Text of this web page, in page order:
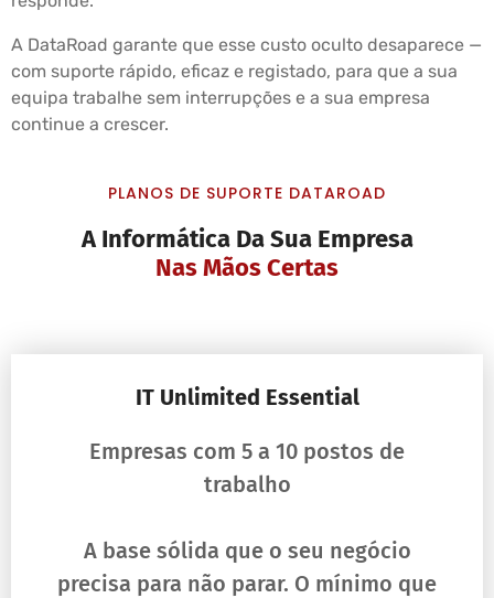
A DataRoad garante que esse custo oculto desaparece —
com suporte rápido, eficaz e registado, para que a sua
equipa trabalhe sem interrupções e a sua empresa
continue a crescer.
PLANOS DE SUPORTE DATAROAD
A Informática Da Sua Empresa
Nas Mãos Certas
IT Unlimited Essential
Empresas com 5 a 10 postos de
trabalho
A base sólida que o seu negócio
precisa para não parar. O mínimo que